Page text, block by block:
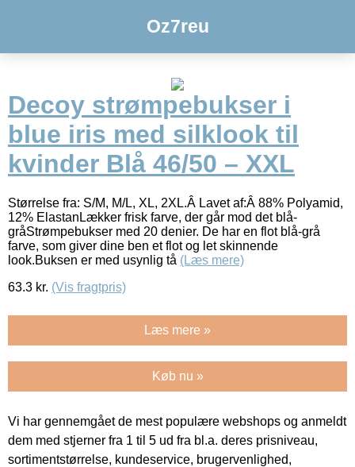
Oz7reu
Decoy strømpebukser i
blue iris med silklook til
kvinder Blå 46/50 – XXL
Størrelse fra: S/M, M/L, XL, 2XL.Â Lavet af:Â 88% Polyamid,
12% ElastanLækker frisk farve, der går mod det blå-
gråStrømpebukser med 20 denier. De har en flot blå-grå
farve, som giver dine ben et flot og let skinnende
look.Buksen er med usynlig tå (Læs mere)
63.3 kr. (Vis fragtpris)
Læs mere »
Køb nu »
Vi har gennemgået de mest populære webshops og anmeldt
dem med stjerner fra 1 til 5 ud fra bl.a. deres prisniveau,
sortimentstørrelse, kundeservice, brugervenlighed,